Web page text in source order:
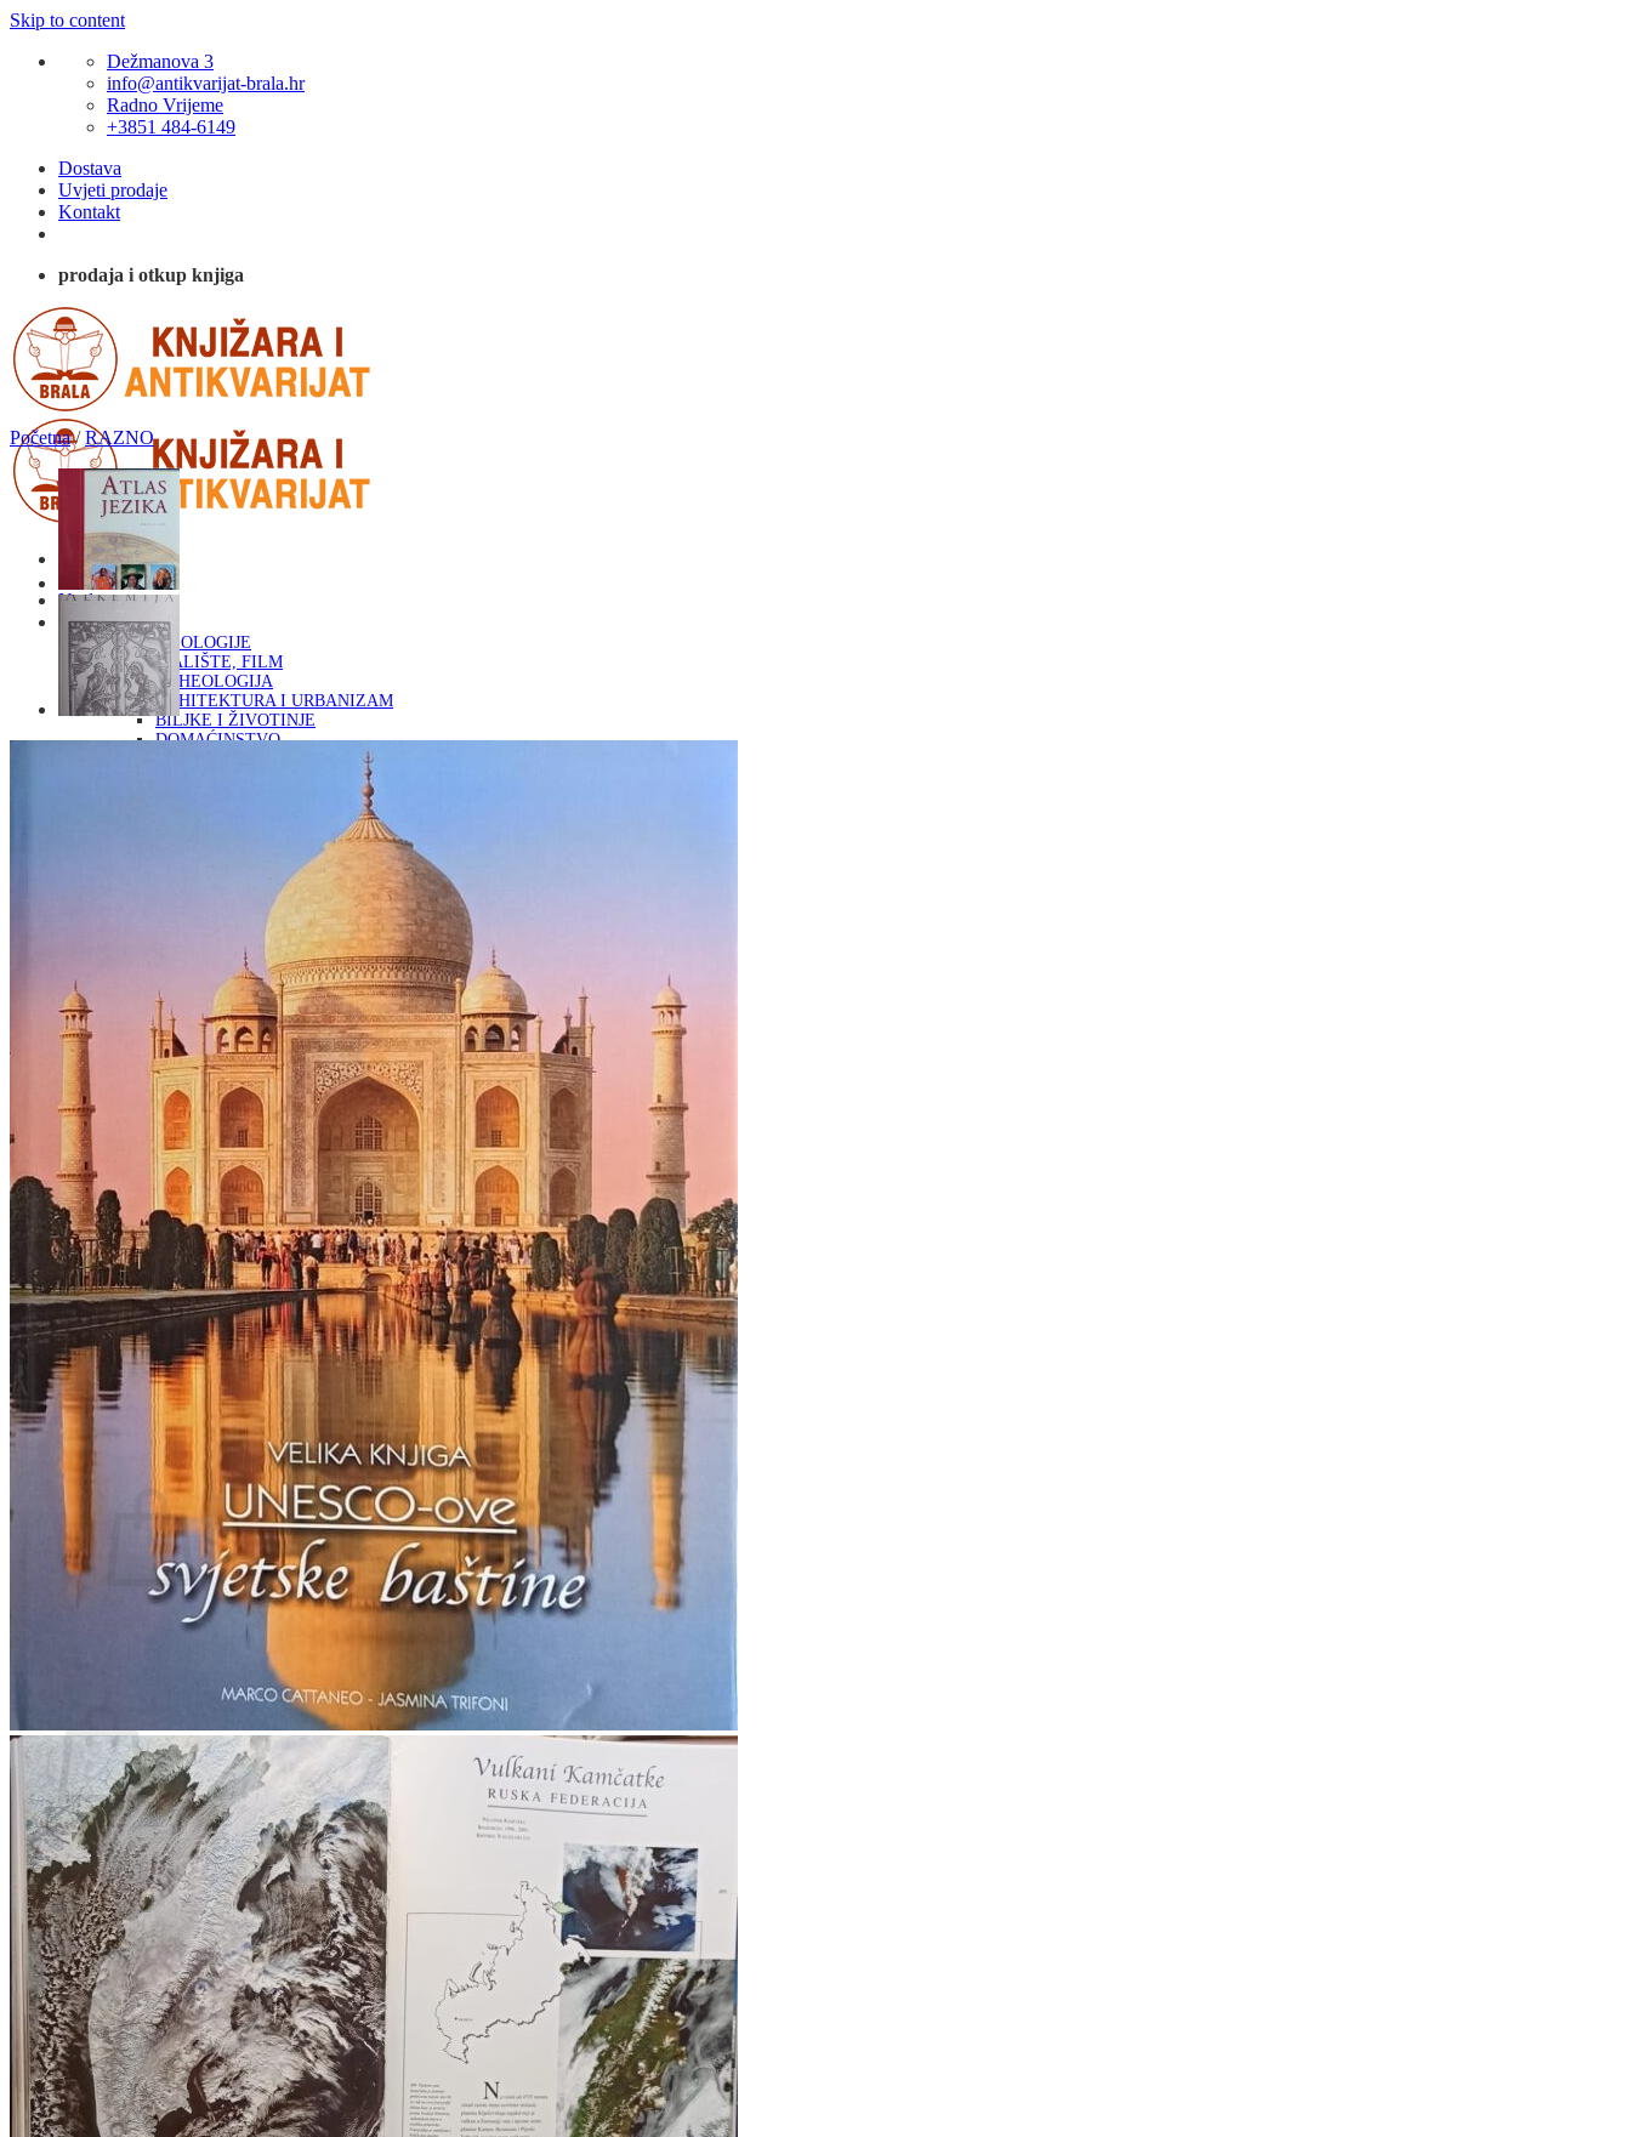
Skip to content
Dežmanova 3
info@antikvarijat-brala.hr
Radno Vrijeme
+3851 484-6149
Dostava
Uvjeti prodaje
Kontakt
prodaja i otkup knjiga
Naslovna
KNJIGE
OD ARHEOLOGIJE
DO KAZALIŠTE, FILM
ARHEOLOGIJA
ARHITEKTURA I URBANIZAM
BILJKE I ŽIVOTINJE
DOMAĆINSTVO
ENCIKLOPEDIJE I LEKSIKONI
FILOZOFIJA, SOCIOLOGIJA, ANTROPOLOGIJA
GLAZBENA UMJETNOST
KNJIŽEVNOST
LIKOVNA UMJETNOST
LJEKOVITO BILJE I ZDRAVLJE
MITOLOGIJA
POVIJEST I PUBLICISTIKA
PRIRODNE ZNANOSTI
PSIHOLOGIJA, POPULARNA PSIHOLOGIJA,
ALTERNATIVA
RAZNO
RELIGIJA
OD RJEČNIKA
DO ZEMLJOVIDA
RJEČNICI, GRAMATIKE, PRAVOPISI…
ŠAH
SPORT
STRIPOVI
TEHNIČKE ZNANOSTI
TEORIJA I POVIJEST KNJIŽEVNOSTI
VEDUTE
ZAGREB
ZEMLJOVIDI
Otkup knjiga
O nama
Novosti
AKCIJA
Pretraži:
Nema proizvoda u košarici
Nema proizvoda u košarici
Povratak u trgovinu
Početna / RAZNO